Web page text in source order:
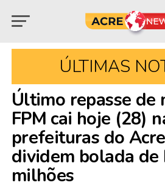
ÚLTIMAS
Último repasse de
FPM cai hoje (28)
prefeituras do
dividem bolada de
milhões